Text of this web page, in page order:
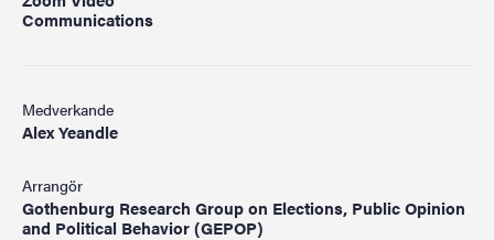
Communications
Medverkande
Alex Yeandle
Arrangör
Gothenburg Research Group on Elections, Public Opinion
and Political Behavior (GEPOP)